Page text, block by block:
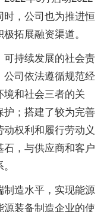
，公司也为推进恒
拓展融资渠道。
可持续发展的社会责
公司依法遵循规范经
境和社会三者的关
护；搭建了较为完善
权利和履行劳动义
，与供应商和客户
制造水平，实现能源
装备制造企业的使